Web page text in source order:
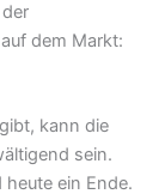
dem Markt:
kann die
sein.
ein Ende.